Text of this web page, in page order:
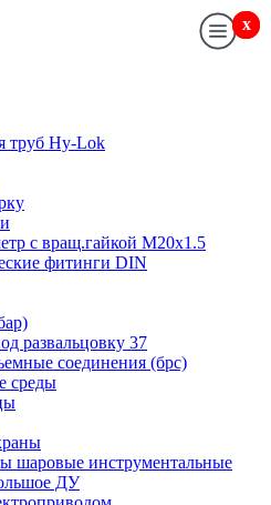
труб Hy-Lok
с вращ.гайкой M20x1.5
фитинги DIN
развальцовку 37
соединения (брс)
среды
шаровые инструментальные
ДУ
x
x